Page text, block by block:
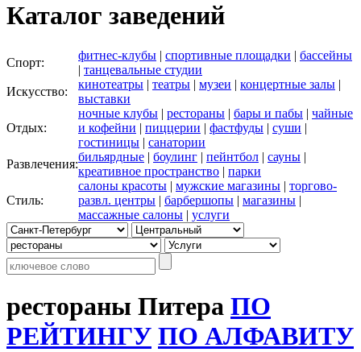
Каталог заведений
Спорт:
фитнес-клубы | спортивные площадки | бассейны
| танцевальные студии
Искусство:
кинотеатры | театры | музеи | концертные залы |
выставки
Отдых:
ночные клубы | рестораны | бары и пабы | чайные
и кофейни | пиццерии | фастфуды | суши |
гостиницы | санатории
Развлечения:
бильярдные | боулинг | пейнтбол | сауны |
креативное пространство | парки
Стиль:
салоны красоты | мужские магазины | торгово-
развл. центры | барбершопы | магазины |
массажные салоны | услуги
рестораны Питера ПО
РЕЙТИНГУ ПО АЛФАВИТУ